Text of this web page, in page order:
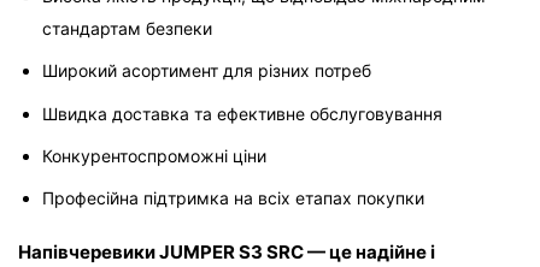
стандартам безпеки
Широкий асортимент для різних потреб
Швидка доставка та ефективне обслуговування
Конкурентоспроможні ціни
Професійна підтримка на всіх етапах покупки
Напівчеревики JUMPER S3 SRC — це надійне і